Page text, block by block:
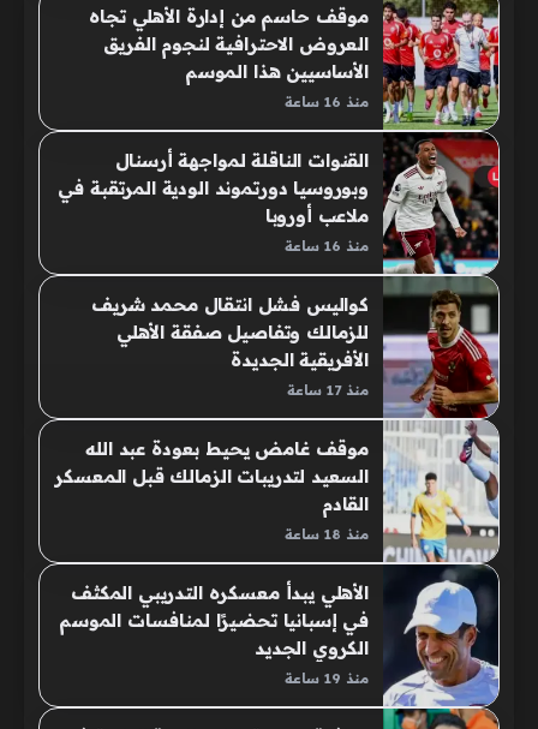
موقف حاسم من إدارة الأهلي تجاه
العروض الاحترافية لنجوم الفريق
الأساسيين هذا الموسم
منذ 16 ساعة
القنوات الناقلة لمواجهة أرسنال
وبوروسيا دورتموند الودية المرتقبة في
ملاعب أوروبا
منذ 16 ساعة
كواليس فشل انتقال محمد شريف
للزمالك وتفاصيل صفقة الأهلي
الأفريقية الجديدة
منذ 17 ساعة
موقف غامض يحيط بعودة عبد الله
السعيد لتدريبات الزمالك قبل المعسكر
القادم
منذ 18 ساعة
الأهلي يبدأ معسكره التدريبي المكثف
في إسبانيا تحضيرًا لمنافسات الموسم
الكروي الجديد
منذ 19 ساعة